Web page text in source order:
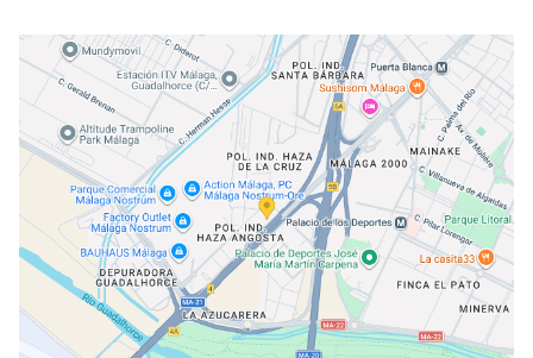
martes
07:30 - 20:00
miércoles
07:30 - 20:00
jueves
07:30 - 20:00
viernes
07:30 - 20:00
sábado
10:00 - 13:30cerrado actualmente
domingo
cerrado actualmente